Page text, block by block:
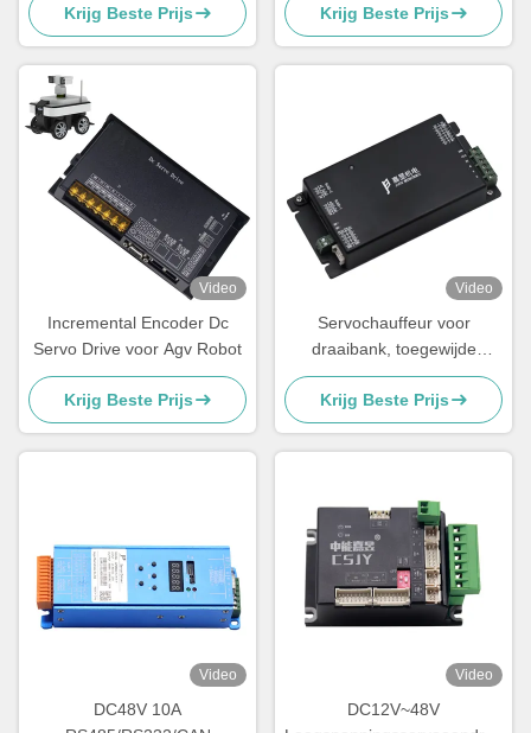
Absolute Codeur
Krijg Beste Prijs
met Stijgende Codeur
Krijg Beste Prijs
Video
Incremental Encoder Dc
Servo Drive voor Agv Robot
Krijg Beste Prijs
Video
Servochauffeur voor
draaibank, toegewijde
servochauffeurs voor
draaibank, snelheidspoorten
en
laagspanningsservochauffeurs.
Krijg Beste Prijs
Video
DC48V 10A
Video
DC12V~48V